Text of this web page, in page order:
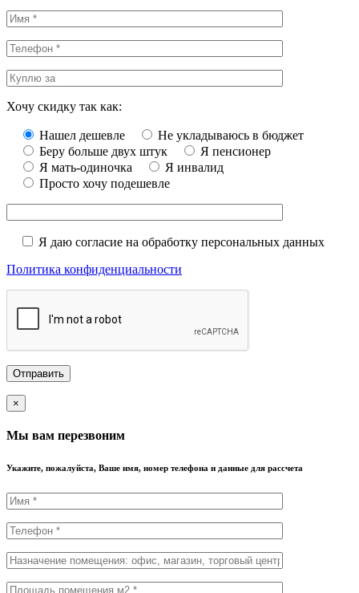
Хочу скидку так как:
Нашел дешевле
Не укладываюсь в бюджет
Беру больше двух штук
Я пенсионер
Я мать-одиночка
Я инвалид
Просто хочу подешевле
Я даю согласие на обработку персональных данных
Политика конфиденциальности
×
Мы вам перезвоним
Укажите, пожалуйста, Ваше имя, номер телефона и данные для рассчета